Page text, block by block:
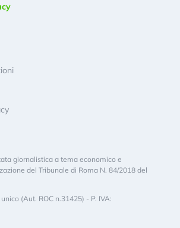
giornalistica a tema economico e
del Tribunale di Roma N. 84/2018 del
(Aut. ROC n.31425) - P. IVA: